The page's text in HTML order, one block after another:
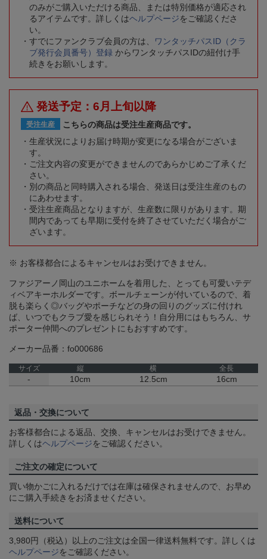
のみがご購入いただける商品、または特別価格が適応され
るアイテムです。詳しくはヘルプページをご確認くださ
い。
すでにファンクラブ会員の方は、
ワンタッチパスID（クラ
ブ発行会員番号）登録 からワンタッチパスIDの紐付け手
続きをお願いします。
発送予定：6月上旬以降
受注生産
こちらの商品は受注生産商品です。
生産状況によりお届け時期が変更になる場合がございま
す。
ご注文内容の変更ができませんのであらかじめご了承くだ
さい。
別の商品と同時購入される場合、発送日は受注生産のもの
にあわせます。
受注生産商品となりますが、生産数に限りがあります。期
間内であっても早期に受付を終了させていただく場合がご
ざいます。
※ お客様都合によるキャンセルはお受けできません。
ファジアーノ岡山のユニホームを着用した、とっても可愛いテデ
ィベアキーホルダーです。ボールチェーンが付いているので、着
脱も楽らく◎バッグやポーチなどの身の回りのグッズに付けれ
ば、いつでもクラブ愛を感じられそう！自分用にはもちろん、サ
ポーター仲間へのプレゼントにもおすすめです。
メーカー品番：fo000686
サイズ 縦 横 全長
- 10cm 12.5cm 16cm
返品・交換について
お客様都合による返品、交換、キャンセルはお受けできません。
詳しくはヘルプページをご確認ください。
ご注文の確定について
買い物かごに入れるだけでは在庫は確保されませんので、お早め
にご購入手続きをお済ませください。
送料について
3,980円（税込）以上のご注文は全国一律送料無料です。詳しくは
ヘルプページをご確認ください。